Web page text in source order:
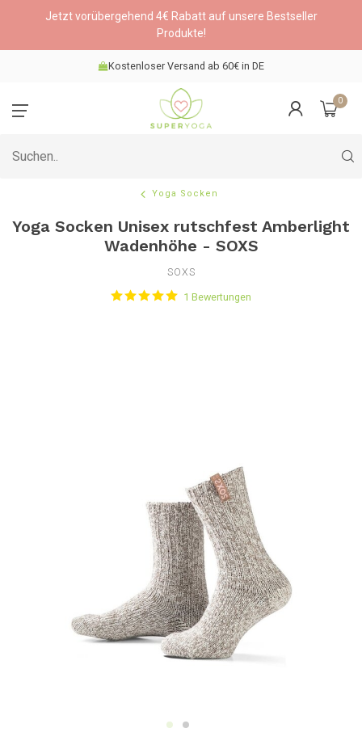
Jetzt vorübergehend 4€ Rabatt auf unsere Bestseller
Produkte!
Kostenloser Versand ab 60€ in DE
0
Yoga Socken
Yoga Socken Unisex rutschfest Amberlight
Wadenhöhe - SOXS
SOXS
1 Bewertungen